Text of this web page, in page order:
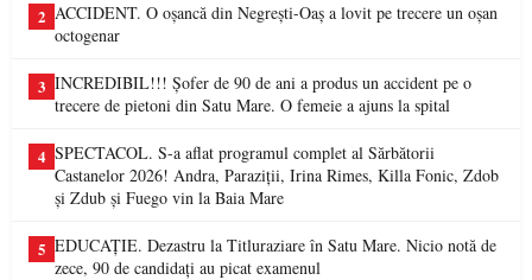
2 ACCIDENT. O oșancă din Negrești-Oaș a lovit pe trecere un oșan
octogenar
3 INCREDIBIL!!! Șofer de 90 de ani a produs un accident pe o
trecere de pietoni din Satu Mare. O femeie a ajuns la spital
4 SPECTACOL. S-a aflat programul complet al Sărbătorii
Castanelor 2026! Andra, Paraziții, Irina Rimes, Killa Fonic, Zdob
și Zdub și Fuego vin la Baia Mare
5 EDUCAȚIE. Dezastru la Titluraziare în Satu Mare. Nicio notă de
zece, 90 de candidați au picat examenul